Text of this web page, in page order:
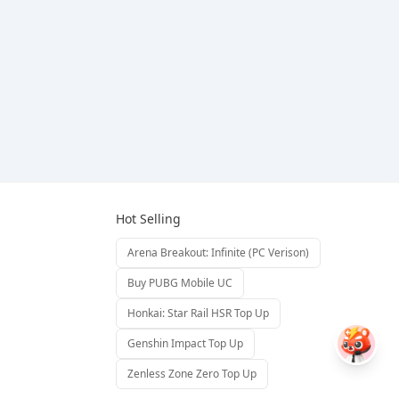
Hot Selling
Arena Breakout: Infinite (PC Verison)
Buy PUBG Mobile UC
Honkai: Star Rail HSR Top Up
Genshin Impact Top Up
Zenless Zone Zero Top Up